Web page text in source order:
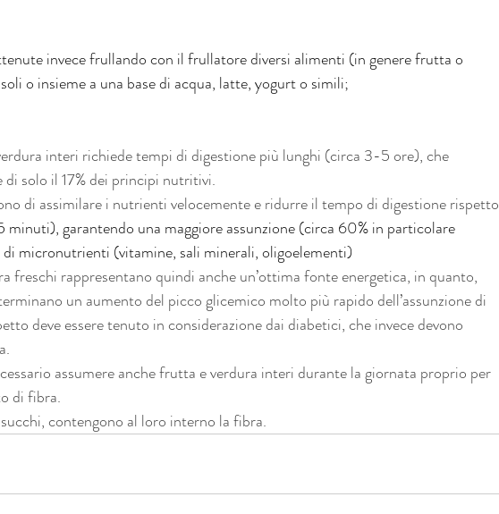
invece frullando con il frullatore diversi alimenti (in genere frutta o
o insieme a una base di acqua, latte, yogurt o simili;
interi richiede tempi di digestione più lunghi (circa 3-5 ore), che
solo il 17% dei principi nutritivi.
di assimilare i nutrienti velocemente e ridurre il tempo di digestione rispetto
minuti), garantendo una maggiore assunzione (circa 60% in particolare
di micronutrienti (vitamine, sali minerali, oligoelementi)
freschi rappresentano quindi anche un’ottima fonte energetica, in quanto,
un aumento del picco glicemico molto più rapido dell’assunzione di
deve essere tenuto in considerazione dai diabetici, che invece devono
assumere anche frutta e verdura interi durante la giornata proprio per
di fibra.
contengono al loro interno la fibra.